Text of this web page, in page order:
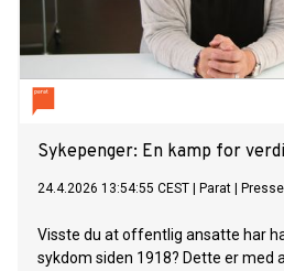
Sykepenger: En kamp for
24.4.2026 13:54:55 CEST Parat
Visste du at offentlig ansatte har
sykdom siden 1918? Dette er med